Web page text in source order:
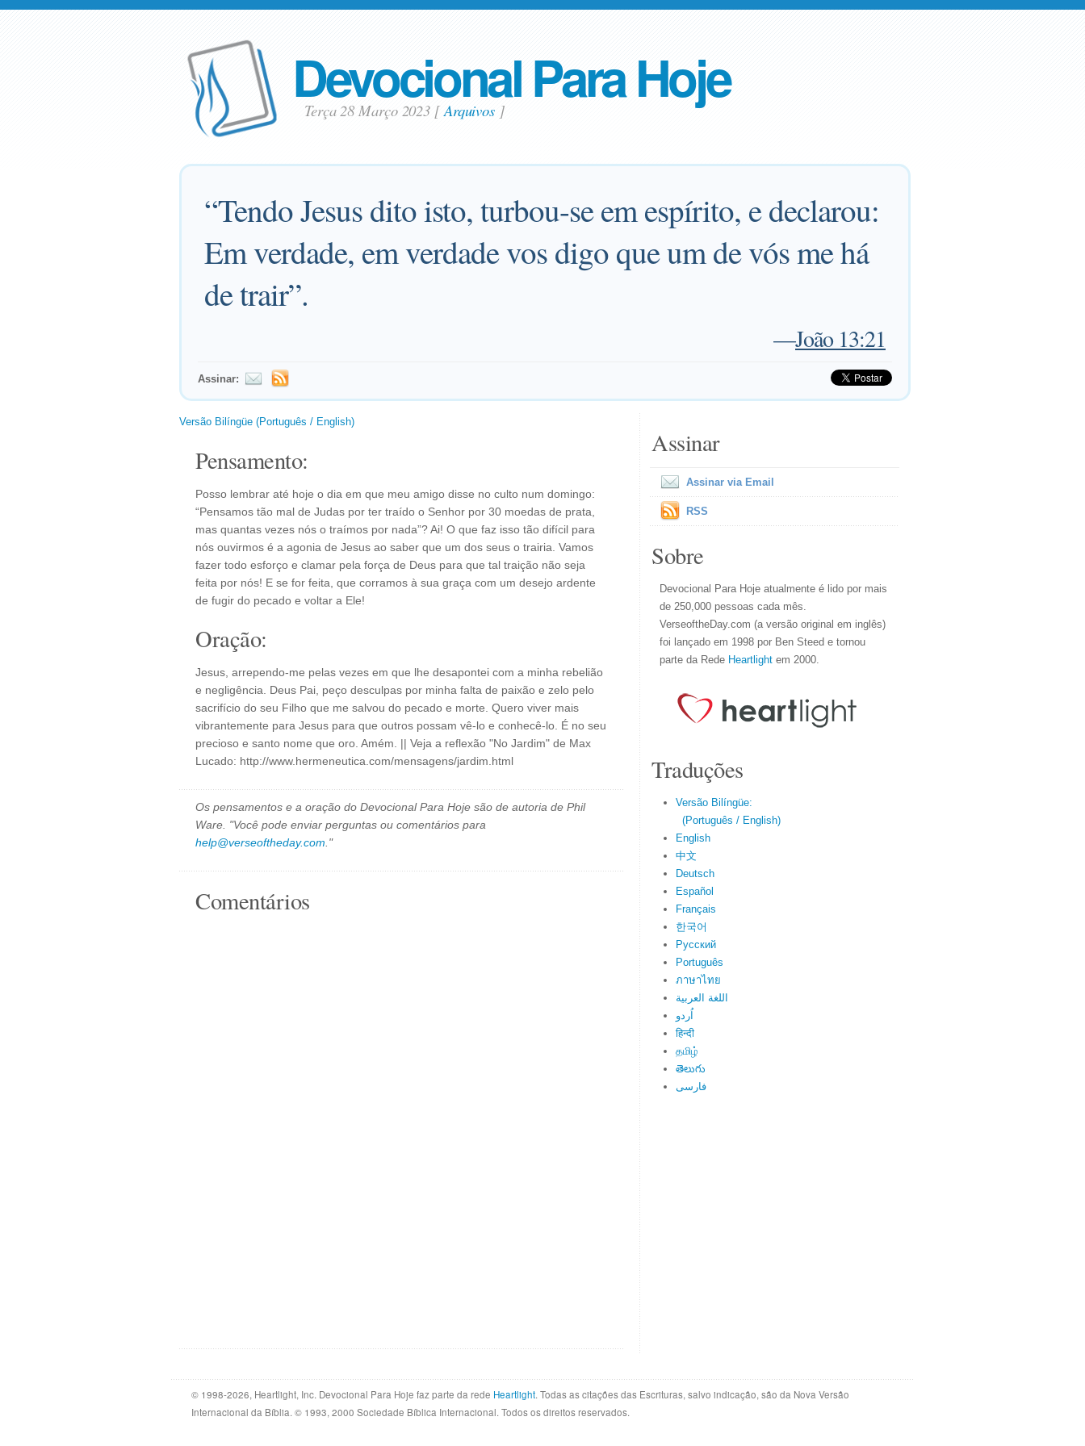
Devocional Para Hoje
Terça 28 Março 2023 [Arquivos ]
“Tendo Jesus dito isto, turbou-se em espírito, e declarou:
Em verdade, em verdade vos digo que um de vós me há
de trair”.
—João 13:21
Assinar:
Versão Bilíngüe (Português / English)
Pensamento:
Posso lembrar até hoje o dia em que meu amigo disse no culto num domingo:
“Pensamos tão mal de Judas por ter traído o Senhor por 30 moedas de prata,
mas quantas vezes nós o traímos por nada”? Ai! O que faz isso tão difícil para
nós ouvirmos é a agonia de Jesus ao saber que um dos seus o trairia. Vamos
fazer todo esforço e clamar pela força de Deus para que tal traição não seja
feita por nós! E se for feita, que corramos à sua graça com um desejo ardente
de fugir do pecado e voltar a Ele!
Oração:
Jesus, arrependo-me pelas vezes em que lhe desapontei com a minha rebelião
e negligência. Deus Pai, peço desculpas por minha falta de paixão e zelo pelo
sacrifício do seu Filho que me salvou do pecado e morte. Quero viver mais
vibrantemente para Jesus para que outros possam vê-lo e conhecê-lo. É no seu
precioso e santo nome que oro. Amém. || Veja a reflexão "No Jardim" de Max
Lucado: http://www.hermeneutica.com/mensagens/jardim.html
Os pensamentos e a oração do Devocional Para Hoje são de autoria de Phil
Ware. "Você pode enviar perguntas ou comentários para
help@verseoftheday.com ."
Comentários
Assinar
Assinar via Email
RSS
Sobre
Devocional Para Hoje atualmente é lido por mais
de 250,000 pessoas cada mês.
VerseoftheDay.com (a versão original em inglês)
foi lançado em 1998 por Ben Steed e tornou
parte da Rede Heartlight em 2000.
Traduções
Versão Bilíngüe:
(Português / English)
English
中文
Deutsch
Español
Français
한국어
Русский
Português
ภาษาไทย
اللغة العربية
اُردو
हिन्दी
தமிழ்
తెలుగు
فارسی
© 1998-2026, Heartlight, Inc. Devocional Para Hoje faz parte da rede Heartlight. Todas as citações das Escrituras, salvo indicação, são da Nova Versão
Internacional da Bíblia. © 1993, 2000 Sociedade Bíblica Internacional. Todos os direitos reservados.